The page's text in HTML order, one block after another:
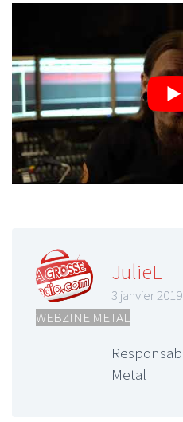
JulieL
3 janvier
WEBZINE METAL
Metal